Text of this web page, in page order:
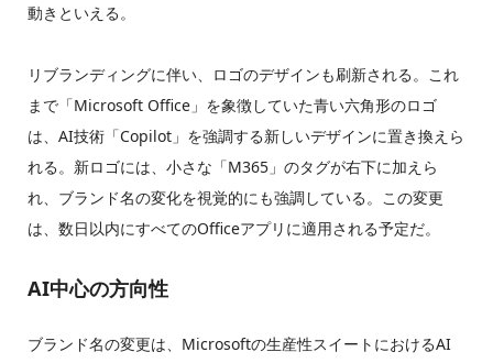
動きといえる。
リブランディングに伴い、ロゴのデザインも刷新される。これ
まで「Microsoft Office」を象徴していた青い六角形のロゴ
は、AI技術「Copilot」を強調する新しいデザインに置き換えら
れる。新ロゴには、小さな「M365」のタグが右下に加えら
れ、ブランド名の変化を視覚的にも強調している。この変更
は、数日以内にすべてのOfficeアプリに適用される予定だ。
AI中心の方向性
ブランド名の変更は、Microsoftの生産性スイートにおけるAI